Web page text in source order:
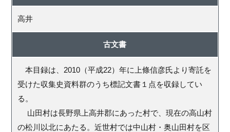
高井
古文書
本目録は、2010（平成22）年に上條信彦氏より寄託を
受けた収集史資料群のうち標記文書１点を収録してい
る。
山田村は長野県上高井郡にあった村で、現在の高山村
の松川以北にあたる。近世村では中山村・奥山田村を区